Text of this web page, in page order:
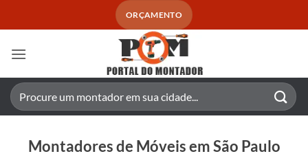
ORÇAMENTO
Pesquisar
por:
Montadores de Móveis em São Paulo